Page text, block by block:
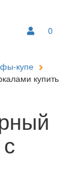
0
купе
купить